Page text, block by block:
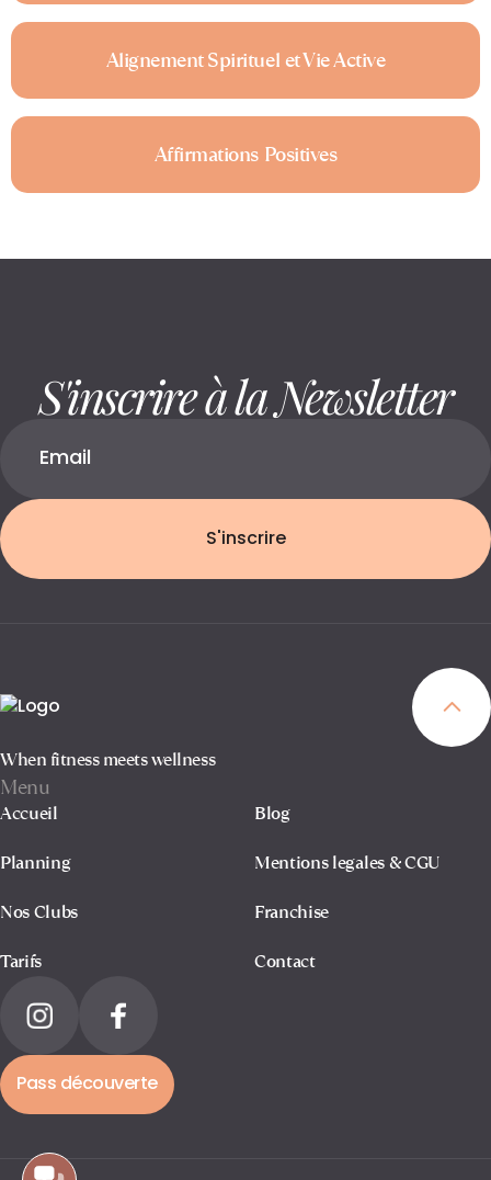
Alignement Spirituel et Vie Active
Affirmations Positives
S'inscrire à la Newsletter
S'inscrire
When fitness meets wellness
Menu
Accueil
Planning
Nos Clubs
Tarifs
Blog
Mentions legales & CGU
Franchise
Contact
Pass découverte